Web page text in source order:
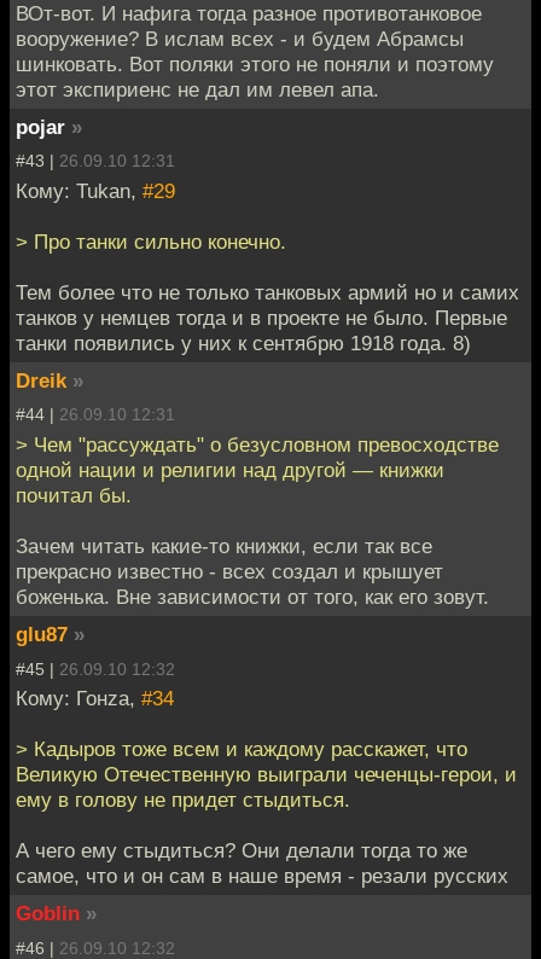
ВОт-вот. И нафига тогда разное противотанковое
вооружение? В ислам всех - и будем Абрамсы
шинковать. Вот поляки этого не поняли и поэтому
этот экспириенс не дал им левел апа.
pojar »
#43 | 26.09.10 12:31
Кому: Tukan, #29
> Про танки сильно конечно.
Тем более что не только танковых армий но и самих
танков у немцев тогда и в проекте не было. Первые
танки появились у них к сентябрю 1918 года. 8)
Dreik »
#44 | 26.09.10 12:31
> Чем "рассуждать" о безусловном превосходстве
одной нации и религии над другой — книжки
почитал бы.
Зачем читать какие-то книжки, если так все
прекрасно известно - всех создал и крышует
боженька. Вне зависимости от того, как его зовут.
glu87 »
#45 | 26.09.10 12:32
Кому: Гонzа, #34
> Кадыров тоже всем и каждому расскажет, что
Великую Отечественную выиграли чеченцы-герои, и
ему в голову не придет стыдиться.
А чего ему стыдиться? Они делали тогда то же
самое, что и он сам в наше время - резали русских
Goblin »
#46 | 26.09.10 12:32